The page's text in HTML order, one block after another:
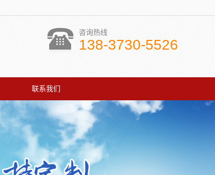
咨询热线
138-3730-5526
联系我们